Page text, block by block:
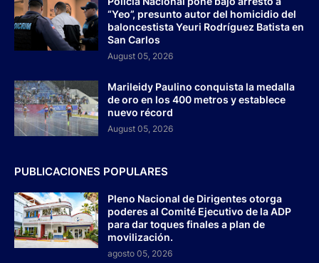
“Yeo”, presunto autor del homicidio del
baloncestista Yeuri Rodríguez Batista en
San Carlos
August 05, 2026
Marileidy Paulino conquista la medalla
de oro en los 400 metros y establece
nuevo récord
August 05, 2026
PUBLICACIONES POPULARES
Pleno Nacional de Dirigentes otorga
poderes al Comité Ejecutivo de la ADP
para dar toques finales a plan de
movilización.
agosto 05, 2026